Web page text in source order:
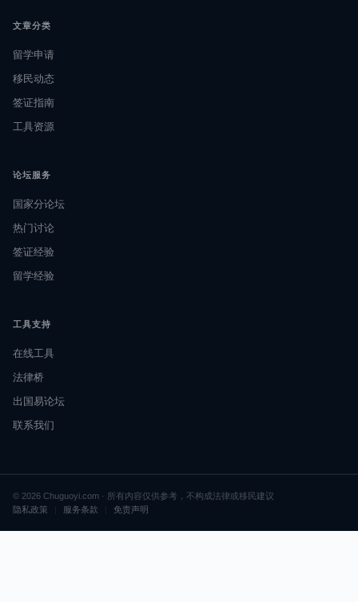
文章分类
留学申请
移民动态
签证指南
工具资源
论坛服务
国家分论坛
热门讨论
签证经验
留学经验
工具支持
在线工具
法律桥
出国易论坛
联系我们
© 2026 Chuguoyi.com · 所有内容仅供参考，不构成法律或移民建议
隐私政策
服务条款 免责声明